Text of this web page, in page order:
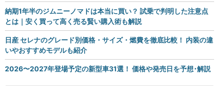
納期1年半のジムニーノマドは本当に買い？ 試乗で判明した注意点
とは｜安く買って高く売る賢い購入術も解説
日産 セレナのグレード別価格・サイズ・燃費を徹底比較！ 内装の違
いやおすすめモデルも紹介
2026〜2027年登場予定の新型車31選！ 価格や発売日を予想･解説